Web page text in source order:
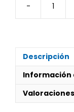
-
Descripción
Información